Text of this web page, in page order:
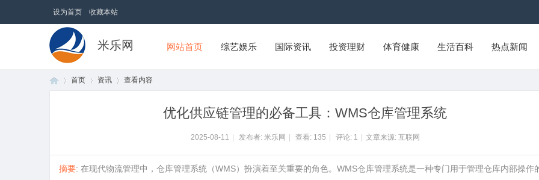
设为首页 收藏本站
米乐网 网站首页 综艺娱乐 国际资讯 投资理财 体育健康 生活百科 热点新闻
首页 资讯 查看内容
优化供应链管理的必备工具：WMS仓库管理系统
2025-08-11 发布者: 米乐网 查看: 135 评论: 1 文章来源: 互联网
摘要: 在现代物流管理中，仓库管理系统（WMS）扮演着至关重要的角色。WMS仓库管理系统是一种专门用于管理仓库内部操作